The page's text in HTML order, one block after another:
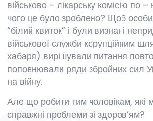
військово – лікарську комісію по
чого це було зроблено? Щоб
“білий квиток” і були визнані
військової служби корупційним
хабаря) вирішували питання
поповнювали ряди збройних сил
на війну.
Але що робити тим чоловікам, які
справжні проблеми зі здоров’ям?